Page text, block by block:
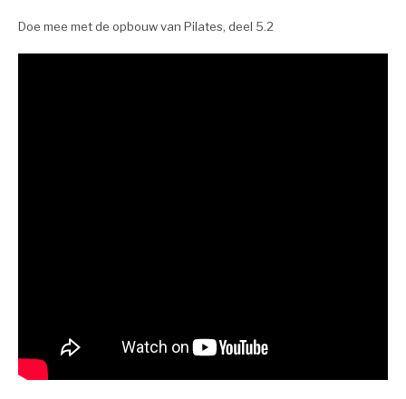
Doe mee met de opbouw van Pilates, deel 5.2